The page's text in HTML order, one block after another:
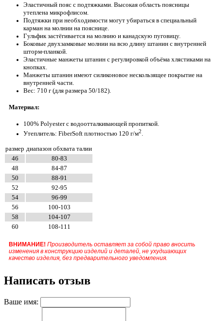
Эластичный пояс с подтяжками. Высокая область поясницы
утеплена микрофлисом.
Подтяжки при необходимости могут убираться в специальный
карман на молнии на пояснице.
Гульфик застёгивается на молнию и канадскую пуговицу.
Боковые двухзамковые молнии на всю длину штанин с внутренней
шторм-планкой.
Эластичные манжеты штанин с регулировкой объёма хлястиками на
кнопках.
Манжеты штанин имеют силиконовое нескользящее покрытие на
внутренней части.
Вес: 710 г (для размера 50/182).
Материал:
100% Polyester с водоотталкивающей пропиткой.
Утеплитель: FiberSoft плотностью 120 г/м2
размер диапазон обхвата талии
46
80-83
48
84-87
50
88-91
52
92-95
54
96-99
56
100-103
58
104-107
60
108-111
ВНИМАНИЕ! Производитель оставляет за собой право вносить
изменения в конструкцию изделий и деталей, не ухудшающих
качество изделия, без предварительного уведомления.
Написать отзыв
Ваше имя: